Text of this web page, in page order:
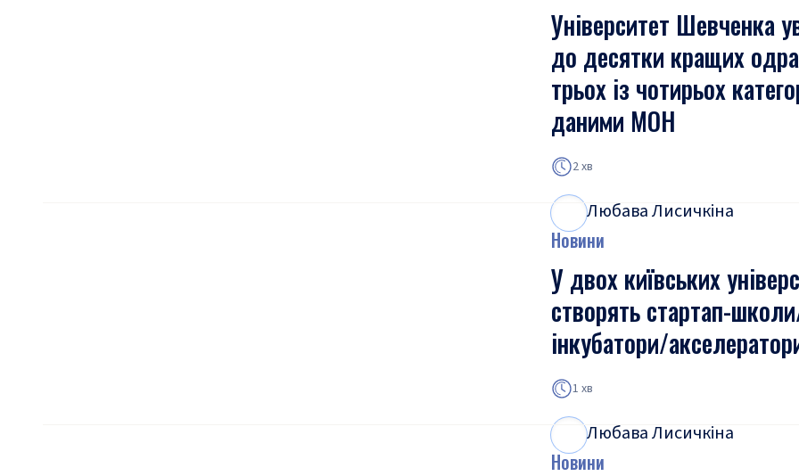
Університет Шевченка
до десятки кращих
трьох із чотирьох
даними МОН
2 хв
Любава Лисичкіна
Новини
У двох київських
створять стартап-
інкубатори/
1 хв
Любава Лисичкіна
Новини